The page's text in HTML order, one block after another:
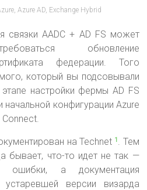
,Azure AD, Exchange Hybrid
связки AADC + AD FS может
обновление
федерации. Того
который вы подсовывали
этапе настройки фермы AD FS
начальной конфигурации Azure
Connect.
на Technet 1 . Тем
бывает, что-то идет не так —
ошибки, а документация
версии визарда